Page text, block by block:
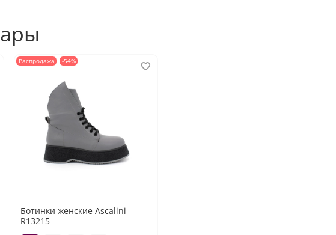
Распродажа -54%
Ботинки женские Ascalini
R13215